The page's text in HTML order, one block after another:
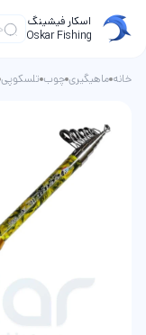
اسکار فیشینگ
Oskar Fishing
خانه ماهیگیری چوب تلسکوپی